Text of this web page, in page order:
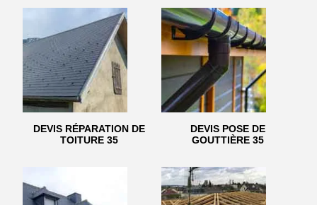
DEVIS RÉPARATION DE
TOITURE 35
DEVIS POSE DE
GOUTTIÈRE 35